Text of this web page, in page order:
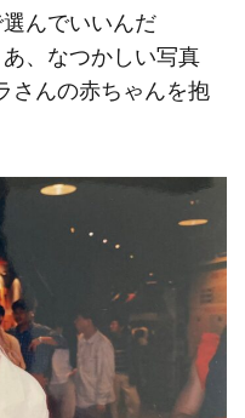
んでいいんだ
あ、なつかしい写真
さんの赤ちゃんを抱